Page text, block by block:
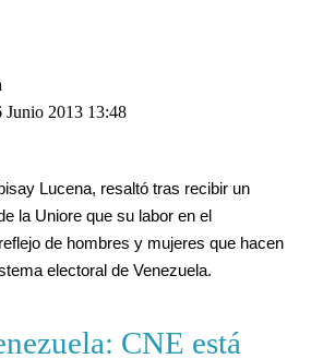
Junio 2013 13:48
Lucena, resaltó tras recibir un
la Uniore que su labor en el
de hombres y mujeres que hacen
electoral de Venezuela.
CNE está